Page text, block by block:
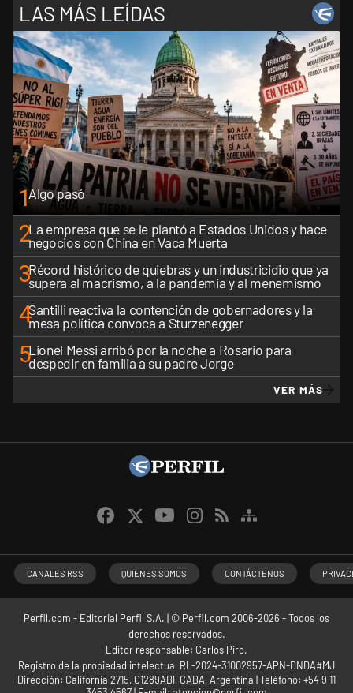
LAS MÁS LEÍDAS
1Algo pasó
2La empresa que se le plantó a Estados Unidos y hace
negocios con China en Vaca Muerta
3Récord histórico de quiebras y un industricidio que ya
supera al macrismo, a la pandemia y al menemismo
4Santilli reactiva la contención de gobernadores y la
mesa política convoca a Sturzenegger
5Lionel Messi arribó por la noche a Rosario para
despedir en familia a su padre Jorge
VER MÁS
CANALES RSS QUIENES SOMOS CONTÁCTENOS
Perfil.com - Editorial Perfil S.A. | © Perfil.com 2006-2026 - Todos los
derechos reservados.
Editor responsable: Carlos Piro.
Registro de la propiedad intelectual RL-2024-31002957-APN-DNDA#MJ
Dirección: California 2715, C1289ABI, CABA, Argentina | Teléfono: +54 9 11